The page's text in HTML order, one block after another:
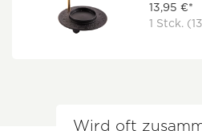
13,95 €*
1 Stck.
Wird oft